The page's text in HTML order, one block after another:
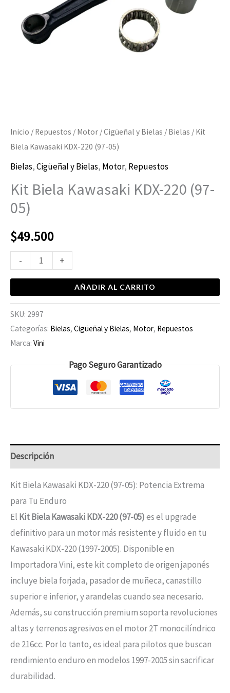
Inicio / Repuestos / Motor /Cigüeñal y Bielas / Bielas / Kit
Biela Kawasaki KDX-220 (97-05)
Bielas,Cigüeñal y Bielas, Motor, Repuestos
Kit Biela Kawasaki KDX-220 (97-
05)
$49.500
-
cantidad
+
AÑADIR AL CARRITO
SKU: 2997
Categorías: Bielas, Cigüeñal y Bielas, Motor, Repuestos
Marca: Vini
Pago Seguro Garantizado
Descripción
Kit Biela Kawasaki KDX-220 (97-05): Potencia Extrema
para Tu Enduro
El Kit Biela Kawasaki KDX-220 (97-05)es el upgrade
definitivo para un motor más resistente y fluido en tu
Kawasaki KDX-220 (1997-2005). Disponible en
Importadora Vini, este kit completo de origen japonés
incluye biela forjada, pasador de muñeca, canastillo
superior e inferior, y arandelas cuando sea necesario.
Además, su construcción premium soporta revoluciones
altas y terrenos agresivos en el motor 2T monocilíndrico
de 216cc. Por lo tanto, es ideal para pilotos que buscan
rendimiento enduro en modelos 1997-2005 sin sacrificar
durabilidad.